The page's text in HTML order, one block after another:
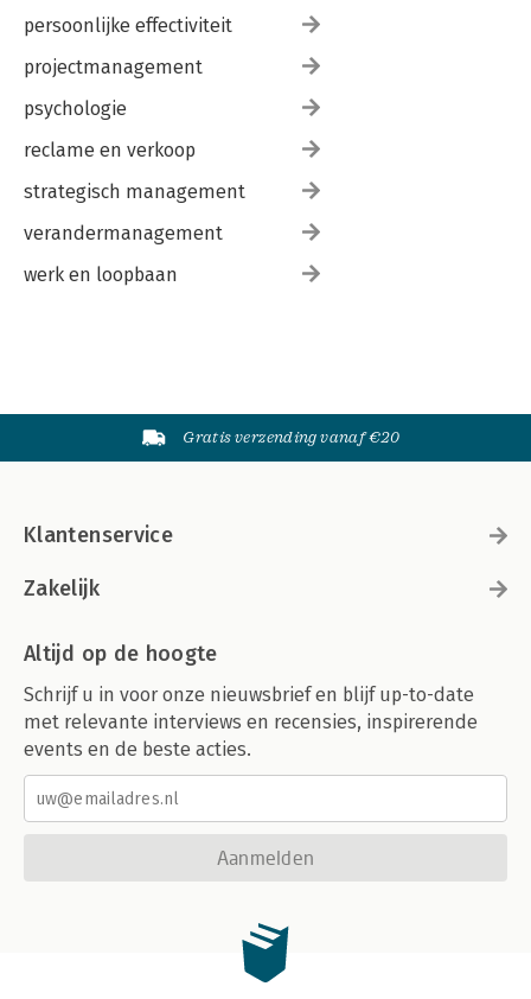
persoonlijke effectiviteit
projectmanagement
psychologie
reclame en verkoop
strategisch management
verandermanagement
werk en loopbaan
Gratis verzending vanaf €20
Klantenservice
Zakelijk
Altijd op de hoogte
Schrijf u in voor onze nieuwsbrief en blijf up-to-date
met relevante interviews en recensies, inspirerende
events en de beste acties.
Aanmelden